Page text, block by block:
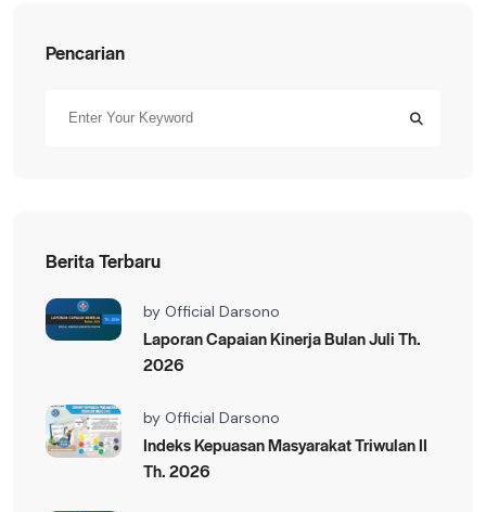
Pencarian
Berita Terbaru
by Official Darsono
Laporan Capaian Kinerja Bulan Juli Th.
2026
by Official Darsono
Indeks Kepuasan Masyarakat Triwulan II
Th. 2026